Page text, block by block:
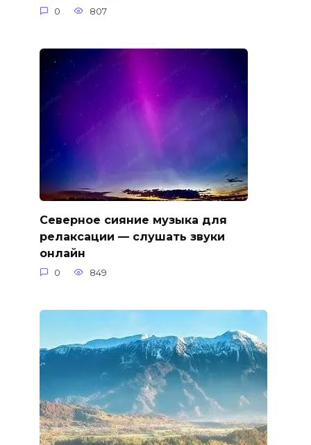
0 807
Северное сияние музыка для
релаксации — слушать звуки
онлайн
0 849